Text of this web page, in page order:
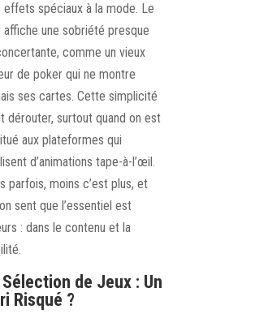
effets spéciaux à la mode. Le
affiche une sobriété presque
comme un vieux
de poker qui ne montre
ses cartes. Cette simplicité
dérouter, surtout quand on est
aux plateformes qui
d’animations tape-à-l’œil.
parfois, moins c’est plus, et
sent que l’essentiel est
: dans le contenu et la
Sélection de Jeux : Un
Risqué ?